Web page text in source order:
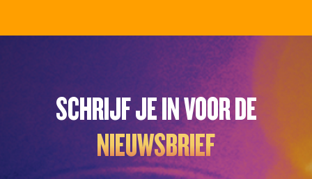
SCHRIJF JE IN VOOR DE
NIEUWSBRIEF